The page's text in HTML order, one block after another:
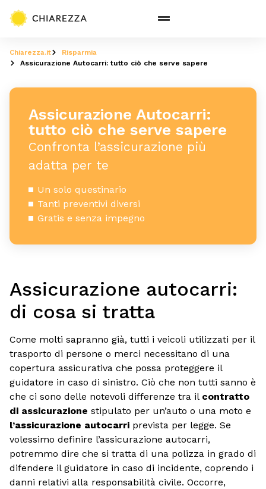
Chiarezza.it
Risparmia
Assicurazione Autocarri: tutto ciò che serve sapere
Assicurazione Autocarri:
tutto ciò che serve sapere
Confronta l’assicurazione più
adatta per te
Un solo questinario
Tanti preventivi diversi
Gratis e senza impegno
Assicurazione autocarri:
di cosa si tratta
Come molti sapranno già, tutti i veicoli utilizzati per il
trasporto di persone o merci necessitano di una
copertura assicurativa che possa proteggere il
guidatore in caso di sinistro. Ciò che non tutti sanno è
che ci sono delle notevoli differenze tra il contratto
di assicurazione stipulato per un’auto o una moto e
l’assicurazione autocarri prevista per legge. Se
volessimo definire l’assicurazione autocarri,
potremmo dire che si tratta di una polizza in grado di
difendere il guidatore in caso di incidente, coprendo i
danni relativi alla responsabilità civile. Occorre,